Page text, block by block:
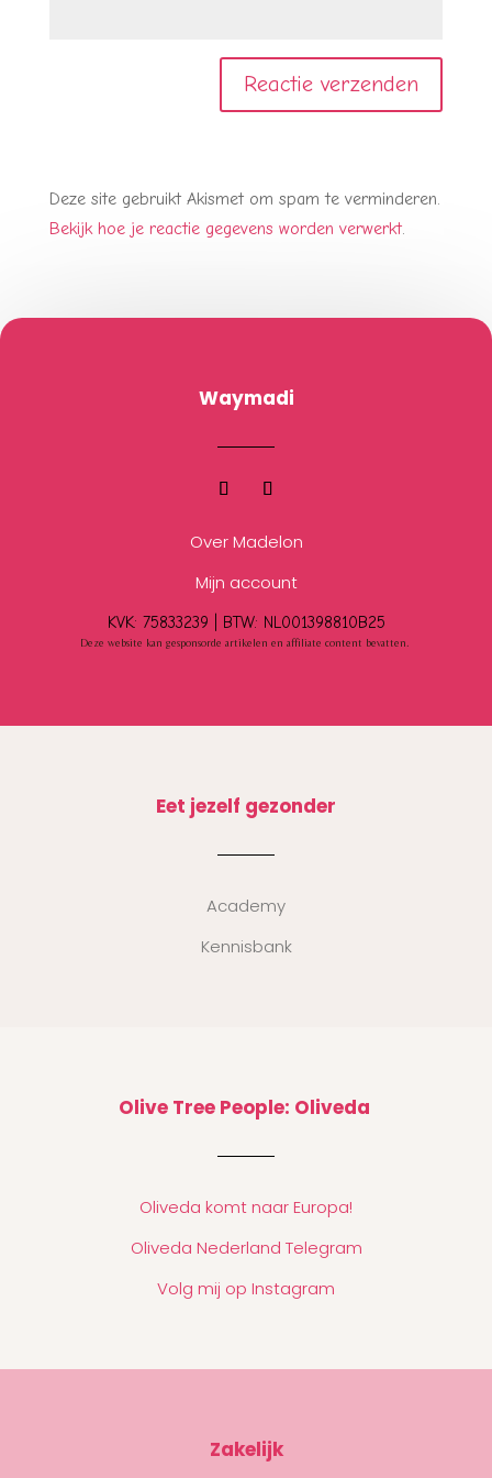
Deze site gebruikt Akismet om spam te verminderen.
Bekijk hoe je reactie gegevens worden verwerkt.
Waymadi
Over Madelon
Mijn account
KVK: 75833239 | BTW: NL001398810B25
Deze website kan gesponsorde artikelen en affiliate content bevatten.
Eet jezelf gezonder
Academy
Kennisbank
Olive Tree People: Oliveda
Oliveda komt naar Europa!
Oliveda Nederland Telegram
Volg mij op Instagram
Zakelijk